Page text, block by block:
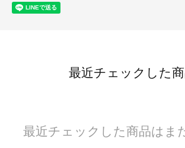
最近チェックした
最近チェックした商品はま